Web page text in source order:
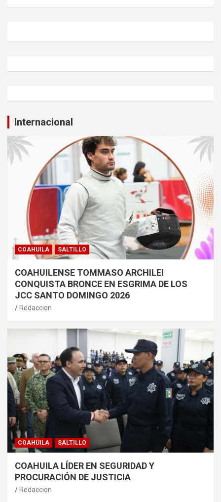
Internacional
COAHUILA SALTILLO
COAHUILENSE TOMMASO ARCHILEI
CONQUISTA BRONCE EN ESGRIMA DE LOS
JCC SANTO DOMINGO 2026
Redaccion
COAHUILA SALTILLO
COAHUILA LÍDER EN SEGURIDAD Y
PROCURACIÓN DE JUSTICIA
Redaccion